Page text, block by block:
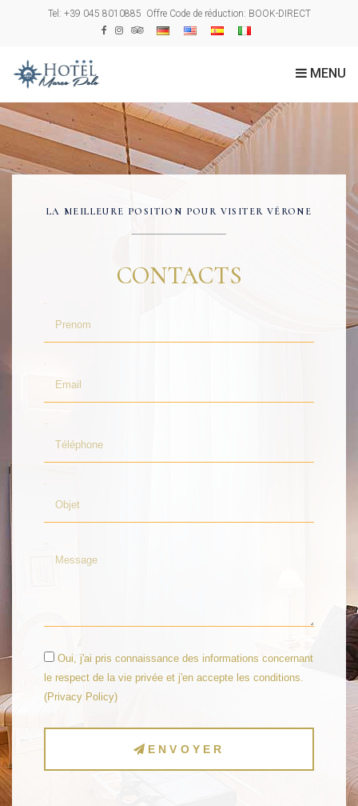
Tel: +39 045 8010885 Offre Code de réduction: BOOK-DIRECT
MENU
LA MEILLEURE POSITION POUR VISITER VÉRONE
CONTACTS
Oui, j'ai pris connaissance des informations concernant
le respect de la vie privée et j'en accepte les conditions.
(Privacy Policy)
ENVOYER